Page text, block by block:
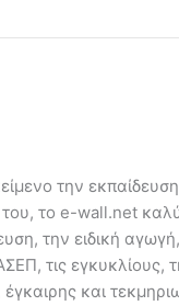
την
το e-wall.net
την ειδική
τις εγκυκλίους,
και